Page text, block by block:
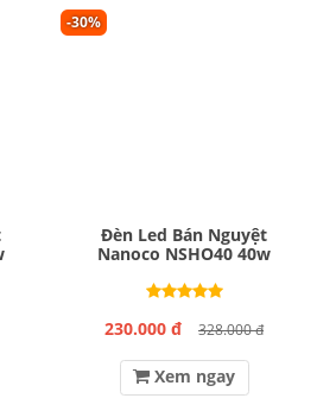
-30%
Đèn Led Bán Nguyệt
Nanoco NSHO40 40w
230.000 đ 328.000 đ
Xem ngay